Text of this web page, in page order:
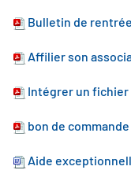
Bulletin de
Affilier son
Intégrer un fichier
bon de
Aide